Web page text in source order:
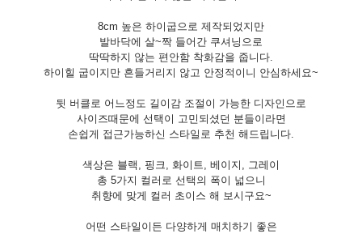
8cm 높은 하이굽으로 제작되었지만
발바닥에 살~짝 들어간 쿠셔닝으로
딱딱하지 않는 편안함 착화감을 줍니다.
하이힐 굽이지만 흔들거리지 않고 안정적이니 안심하세요~
뒷 버클로 어느정도 길이감 조절이 가능한 디자인으로
사이즈때문에 선택이 고민되셨던 분들이라면
손쉽게 접근가능하신 스타일로 추천 해드립니다.
색상은 블랙, 핑크, 화이트, 베이지, 그레이
총 5가지 컬러로 선택의 폭이 넓으니
취향에 맞게 컬러 초이스 해 보시구요~
어떤 스타일이든 다양하게 매치하기 좋은